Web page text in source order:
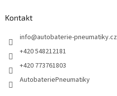
Kontakt
info@autobaterie-pneumatiky.cz
+420 548212181
+420 773761803
AutobateriePneumatiky